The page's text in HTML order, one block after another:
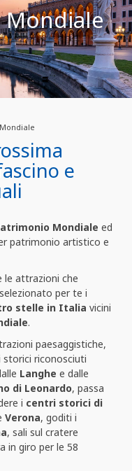
e
Mondiale ed
patrimonio artistico e
le attrazioni che
per te i
stelle in Italia vicini
.
paesaggistiche,
storici riconosciuti
Langhe e dalle
di Leonardo, passa
i centri storici di
Verona, goditi i
, sali sul cratere
in giro per le 58